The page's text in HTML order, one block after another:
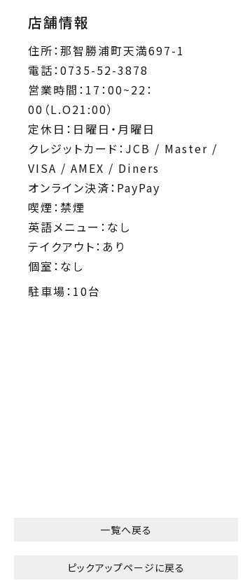
店舗情報
住所：那智勝浦町天満697-1
電話：0735-52-3878
営業時間：17：00~22：
00（L.O21:00）
定休日：日曜日・月曜日
クレジットカード：JCB / Master /
VISA / AMEX / Diners
オンライン決済：PayPay
喫煙：禁煙
英語メニュー：なし
テイクアウト：あり
個室：なし
駐車場：10台
一覧へ戻る
ピックアップページに戻る